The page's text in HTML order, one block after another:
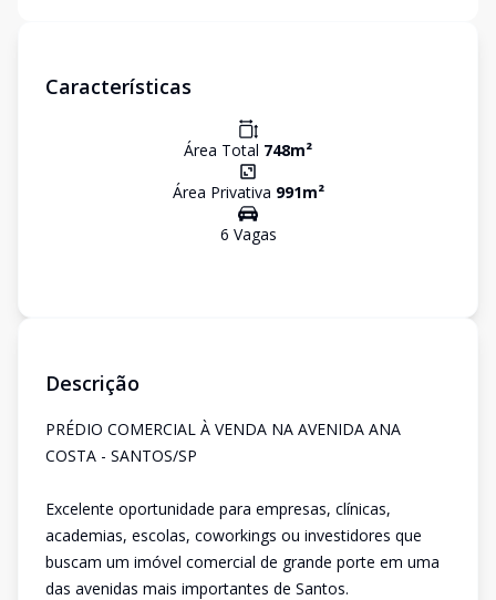
Características
Área Total 748m²
Área Privativa 991m²
6 Vagas
Descrição
PRÉDIO COMERCIAL À VENDA NA AVENIDA ANA
COSTA - SANTOS/SP
Excelente oportunidade para empresas, clínicas,
academias, escolas, coworkings ou investidores que
buscam um imóvel comercial de grande porte em uma
das avenidas mais importantes de Santos.